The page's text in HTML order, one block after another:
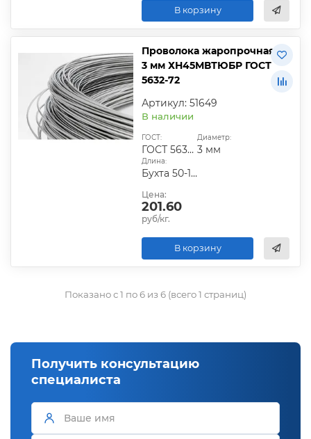
В корзину
Проволока жаропрочная
3 мм ХН45МВТЮБР ГОСТ
5632-72
Артикул: 51649
В наличии
ГОСТ:
ГОСТ 5632-72
Диаметр:
3 мм
Длина:
Бухта 50-100 кг
Цена:
201.60
руб/кг.
В корзину
Показано с 1 по 6 из 6 (всего 1 страниц)
Получить консультацию
специалиста